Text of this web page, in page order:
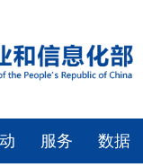
服务 数据